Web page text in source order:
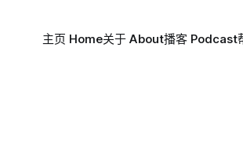
主页 Home关于 About播客 Podcast